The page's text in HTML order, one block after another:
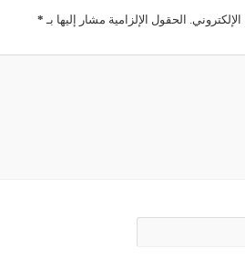
الحقول الإلزامية مشار إليها بـ *